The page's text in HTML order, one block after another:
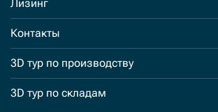
Лизинг
Контакты
3D тур по производству
3D тур по складам